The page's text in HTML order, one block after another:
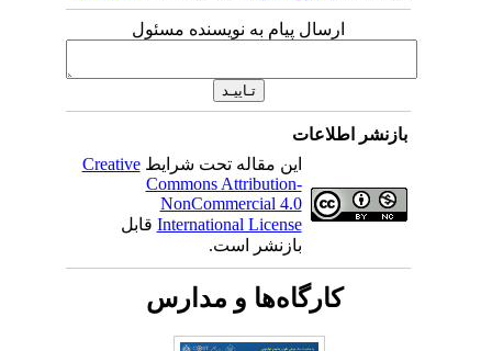
ارسال پیام به نویسنده مسئول
بازنشر اطلاعات
این مقاله تحت شرایطCreative
Commons Attribution-
NonCommercial 4.0
International Licenseقابل
بازنشر است.
کارگاه‌ها و مدارس